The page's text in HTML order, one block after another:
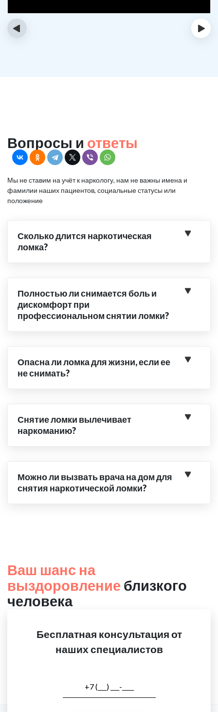
‹ ›
Вопросы и ответы
Мы не ставим на учёт к наркологу, нам не важны имена и
фамилии наших пациентов, социальные статусы или
положение
Сколько длится наркотическая
ломка?
Полностью ли снимается боль и
дискомфорт при
профессиональном снятии ломки?
Опасна ли ломка для жизни, если ее
не снимать?
Снятие ломки вылечивает
наркоманию?
Можно ли вызвать врача на дом для
снятия наркотической ломки?
Ваш шанс на
выздоровление близкого
человека
Бесплатная консультация от
наших специалистов